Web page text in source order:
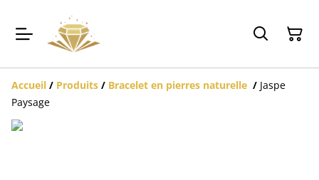
Accueil / Produits / Bracelet en pierres naturelle / Jaspe
Paysage